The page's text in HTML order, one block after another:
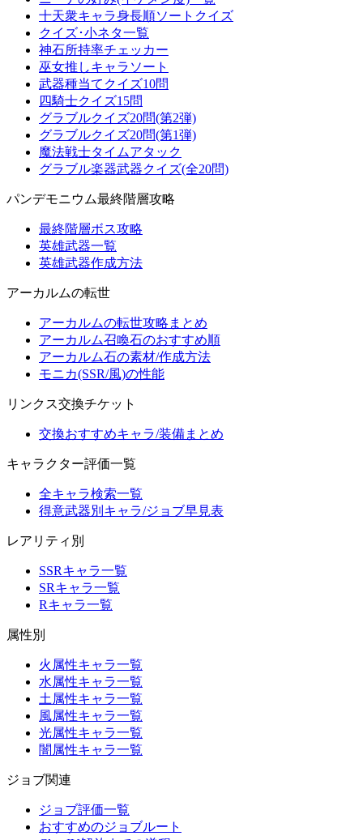
十天衆キャラ身長順ソートクイズ
クイズ･小ネタ一覧
神石所持率チェッカー
巫女推しキャラソート
武器種当てクイズ10問
四騎士クイズ15問
グラブルクイズ20問(第2弾)
グラブルクイズ20問(第1弾)
魔法戦士タイムアタック
グラブル楽器武器クイズ(全20問)
パンデモニウム最終階層攻略
最終階層ボス攻略
英雄武器一覧
英雄武器作成方法
アーカルムの転世
アーカルムの転世攻略まとめ
アーカルム召喚石のおすすめ順
アーカルム石の素材/作成方法
モニカ(SSR/風)の性能
リンクス交換チケット
交換おすすめキャラ/装備まとめ
キャラクター評価一覧
全キャラ検索一覧
得意武器別キャラ/ジョブ早見表
レアリティ別
SSRキャラ一覧
SRキャラ一覧
Rキャラ一覧
属性別
火属性キャラ一覧
水属性キャラ一覧
土属性キャラ一覧
風属性キャラ一覧
光属性キャラ一覧
闇属性キャラ一覧
ジョブ関連
ジョブ評価一覧
おすすめのジョブルート